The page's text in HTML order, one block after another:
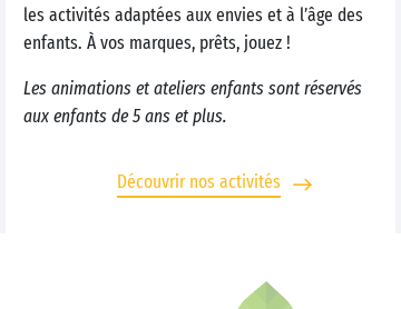
les activités adaptées aux envies et à l’âge des
enfants. À vos marques, prêts, jouez !
Les animations et ateliers enfants sont réservés
aux enfants de 5 ans et plus.
Découvrir nos activités